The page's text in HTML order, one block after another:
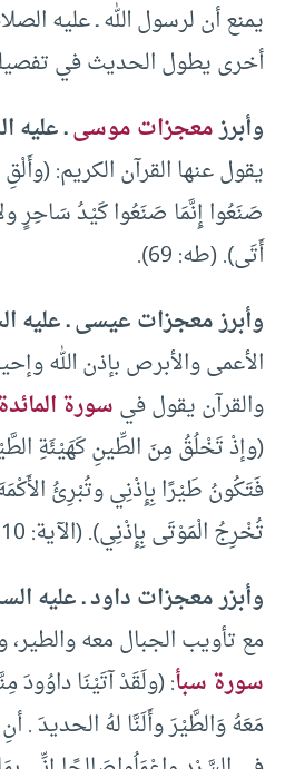
يمنع أن لرسول الله ـ عليه
أخرى يطول الحديث في
وأبرزمعجزات موسىـ عليه
يقول عنها القرآن الكريم:
صَنَعُوا إِنَّمَا صَنَعُوا كَيْدُ سَاحِرٍ
أَتَى). (طه: 69).
وأبرز معجزات عيسى ـ عليه
الأعمى والأبرص بإذن الله
والقرآن يقول فيسورة
(وإذْ تَخْلُقُ مِنَ الطِّينِ كَهَيْئَةِ
فَتَكُونُ طَيْرًا بِإِذْنِي وتُبْرِئُ
تُخْرِجُ الْمَوْتَى بِإِذْنِي). (الآية: 110).
وأبزر معجزات داود ـ عليه
مع تأويب الجبال معه والطير،
سورة سبأ: (ولَقَدْ آتَيْنَا داوُودَ
مَعَهُ وَالطَّيْرَ وأَلَنَّا لهُ الحديدَ .